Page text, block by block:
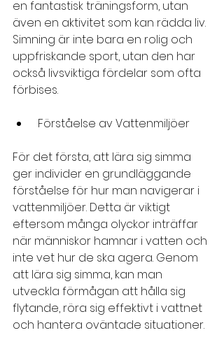
en fantastisk träningsform, utan
även en aktivitet som kan rädda liv.
Simning är inte bara en rolig och
uppfriskande sport, utan den har
också livsviktiga fördelar som ofta
förbises.
Förståelse av Vattenmiljöer
För det första, att lära sig simma
ger individer en grundläggande
förståelse för hur man navigerar i
vattenmiljöer. Detta är viktigt
eftersom många olyckor inträffar
när människor hamnar i vatten och
inte vet hur de ska agera. Genom
att lära sig simma, kan man
utveckla förmågan att hålla sig
flytande, röra sig effektivt i vattnet
och hantera oväntade situationer.